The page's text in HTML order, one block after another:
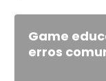
Game
erros